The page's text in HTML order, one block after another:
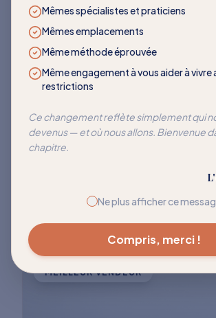
Mêmes spécialistes et praticiens
Mêmes emplacements
Même méthode éprouvée
Même engagement à vous aider à vivre
restrictions
Ce changement reflète simplement qui
devenus — et où nous allons. Bienvenue
chapitre.
Ne plus afficher ce
Compris, merci !
LES PLUS DEMANDÉS
Des programmes
transforment
Rejoignez des milliers de
réussi à réentraîner leur corps
de réagir à ces déclencheurs
Explorer tous les
MEILLEUR VENDEUR